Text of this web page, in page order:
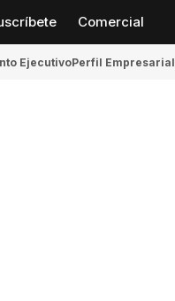
Comercial
EjecutivoPerfil Empresarial